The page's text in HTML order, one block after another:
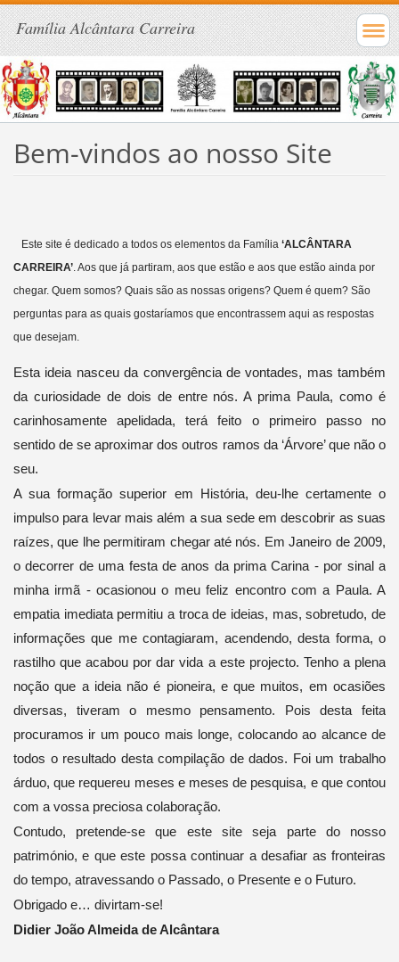
Família Alcântara Carreira
Bem-vindos ao nosso Site
Este site é dedicado a todos os elementos da Família ‘ALCÂNTARA
CARREIRA’. Aos que já partiram, aos que estão e aos que estão ainda por
chegar. Quem somos? Quais são as nossas origens? Quem é quem? São
perguntas para as quais gostaríamos que encontrassem aqui as respostas
que desejam.
Esta ideia nasceu da convergência de vontades, mas também
da curiosidade de dois de entre nós. A prima Paula, como é
carinhosamente apelidada, terá feito o primeiro passo no
sentido de se aproximar dos outros ramos da ‘Árvore’ que não o
seu.
A sua formação superior em História, deu-lhe certamente o
impulso para levar mais além a sua sede em descobrir as suas
raízes, que lhe permitiram chegar até nós. Em Janeiro de 2009,
o decorrer de uma festa de anos da prima Carina - por sinal a
minha irmã - ocasionou o meu feliz encontro com a Paula. A
empatia imediata permitiu a troca de ideias, mas, sobretudo, de
informações que me contagiaram, acendendo, desta forma, o
rastilho que acabou por dar vida a este projecto. Tenho a plena
noção que a ideia não é pioneira, e que muitos, em ocasiões
diversas, tiveram o mesmo pensamento. Pois desta feita
procuramos ir um pouco mais longe, colocando ao alcance de
todos o resultado desta compilação de dados. Foi um trabalho
árduo, que requereu meses e meses de pesquisa, e que contou
com a vossa preciosa colaboração.
Contudo, pretende-se que este site seja parte do nosso
património, e que este possa continuar a desafiar as fronteiras
do tempo, atravessando o Passado, o Presente e o Futuro.
Obrigado e… divirtam-se!
Didier João Almeida de Alcântara